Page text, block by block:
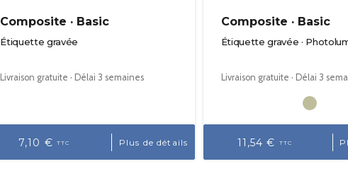
Composite · Basic
Étiquette gravée
Livraison gratuite · Délai 3 semaines
7,10 € TTC Plus de détails
Composite · Basic
Étiquette gravée ·
Livraison gratuite · Délai 3
11,54 € TTC